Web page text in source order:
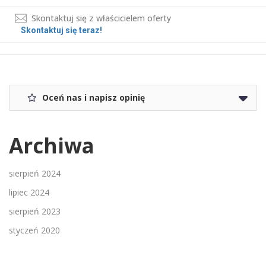
Skontaktuj się z właścicielem oferty
Skontaktuj się teraz!
Oceń nas i napisz opinię
Archiwa
sierpień 2024
lipiec 2024
sierpień 2023
styczeń 2020